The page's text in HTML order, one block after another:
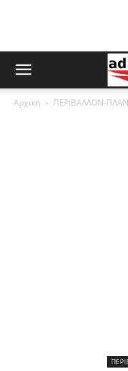
Αρχική ΠΕΡΙΒΑΛΛΟΝ-